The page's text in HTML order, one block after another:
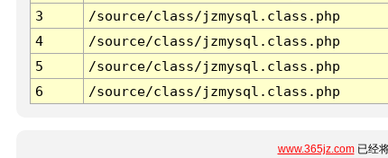
3
/source/class/jzmysql.class.php
4
/source/class/jzmysql.class.php
5
/source/class/jzmysql.class.php
6
/source/class/jzmysql.class.php
www.365jz.com已经